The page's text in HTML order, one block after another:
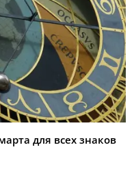
для всех знаков